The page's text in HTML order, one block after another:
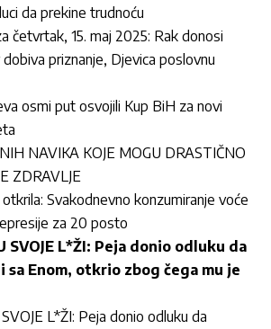
da prekine trudnoću
četvrtak, 15. maj 2025: Rak donosi
dobiva priznanje, Djevica poslovnu
osmi put osvojili Kup BiH za novi
NAVIKA KOJE MOGU DRASTIČNO
ZDRAVLJE
Svakodnevno konzumiranje voće
za 20 posto
SVOJE L*ŽI: Peja donio odluku da
Enom, otkrio zbog čega mu je
L*ŽI: Peja donio odluku da